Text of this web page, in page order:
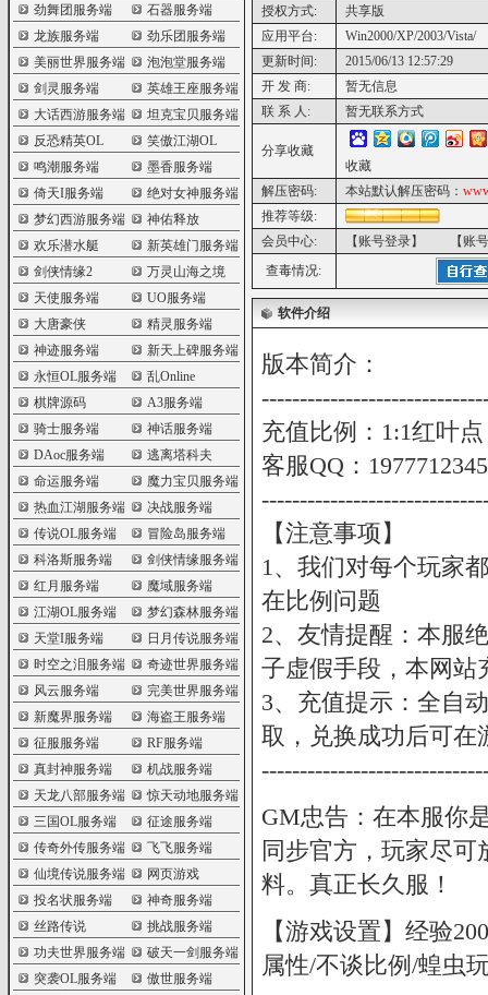
劲舞团服务端
石器服务端
龙族服务端
劲乐团服务端
美丽世界服务端
泡泡堂服务端
剑灵服务端
英雄王座服务端
大话西游服务端
坦克宝贝服务端
反恐精英OL
笑傲江湖OL
鸣潮服务端
墨香服务端
倚天I服务端
绝对女神服务端
梦幻西游服务端
神佑释放
欢乐潜水艇
新英雄门服务端
剑侠情缘2
万灵山海之境
天使服务端
UO服务端
大唐豪侠
精灵服务端
神迹服务端
新天上碑服务端
永恒OL服务端
乱Online
棋牌源码
A3服务端
骑士服务端
神话服务端
DAoc服务端
逃离塔科夫
命运服务端
魔力宝贝服务端
热血江湖服务端
决战服务端
传说OL服务端
冒险岛服务端
科洛斯服务端
剑侠情缘服务端
红月服务端
魔域服务端
江湖OL服务端
梦幻森林服务端
天堂I服务端
日月传说服务端
时空之泪服务端
奇迹世界服务端
风云服务端
完美世界服务端
新魔界服务端
海盗王服务端
征服服务端
RF服务端
真封神服务端
机战服务端
天龙八部服务端
惊天动地服务端
三国OL服务端
征途服务端
传奇外传服务端
飞飞服务端
仙境传说服务端
网页游戏
投名状服务端
神奇服务端
丝路传说
挑战服务端
功夫世界服务端
破天一剑服务端
突袭OL服务端
傲世服务端
授权方式:
共享版
应用平台:
Win2000/XP/2003/Vista/
更新时间:
2015/06/13 12:57:29
开 发 商:
暂无信息
联 系 人:
暂无联系方式
分享收藏
收藏
解压密码:
本站默认解压密码：
推荐等级:
会员中心:
【账号登录】
【账
查毒情况:
软件介绍
版本简介：
充值比例：1:1红叶
客服QQ：1977712345
【注意事项】
1、我们对每个玩家
在比例问题
2、友情提醒：本服
子虚假手段，本网站
3、充值提示：全自
取，兑换成功后可在
GM忠告：在本服你
同步官方，玩家尽可
料。真正长久服！
【游戏设置】经验
属性/不谈比例/蝗虫